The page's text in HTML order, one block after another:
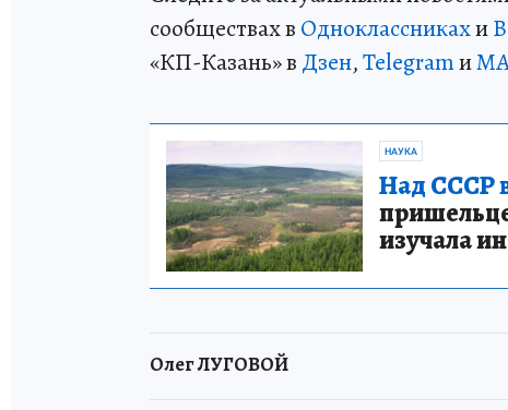
сообществах в Одноклассникахи
«КП-Казань» в Дзен,Telegramи
НАУКА
Над СССР
изучала
Олег ЛУГОВОЙ